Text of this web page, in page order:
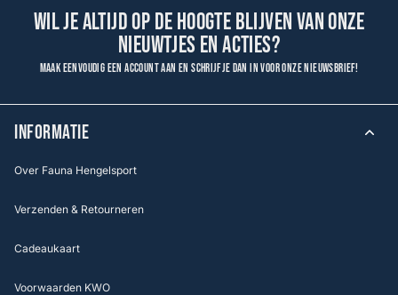
Wil je altijd op de hoogte blijven van onze
nieuwtjes en acties?
Maak eenvoudig een account aan en schrijf je dan in voor onze nieuwsbrief!
INFORMATIE
Over Fauna Hengelsport
Verzenden & Retourneren
Cadeaukaart
Voorwaarden KWO